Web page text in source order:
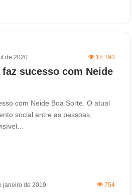
de 2020 18.193
sucesso com Neide
com Neide Boa Sorte. O atual
social entre as pessoas,
janeiro de 2019 754